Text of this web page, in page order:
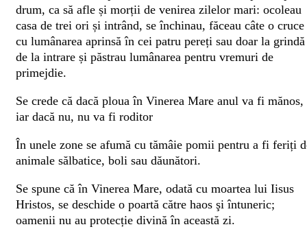
drum, ca să afle și morții de venirea zilelor mari: ocoleau
casa de trei ori și intrând, se închinau, făceau câte o cruce
cu lumânarea aprinsă în cei patru pereți sau doar la grindă
de la intrare și păstrau lumânarea pentru vremuri de
primejdie.
Se crede că dacă ploua în Vinerea Mare anul va fi mănos,
iar dacă nu, nu va fi roditor
În unele zone se afumă cu tămâie pomii pentru a fi feriți
animale sălbatice, boli sau dăunători.
Se spune că în Vinerea Mare, odată cu moartea lui Iisus
Hristos, se deschide o poartă către haos şi întuneric;
oamenii nu au protecție divină în această zi.